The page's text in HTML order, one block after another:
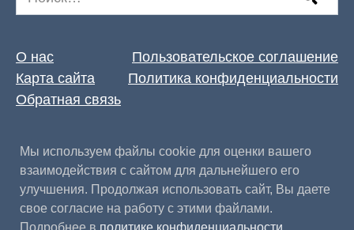
for:
О нас
Пользовательское соглашение
Карта сайта
Политика конфиденциальности
Обратная связь
Мы используем файлы cookie для оценки вашего
взаимодействия с сайтом для дальнейшего его
улучшения. Продолжая использовать сайт, Вы даете
свое согласие на работу с этими файлами.
Подробнее в политике конфиденциальности